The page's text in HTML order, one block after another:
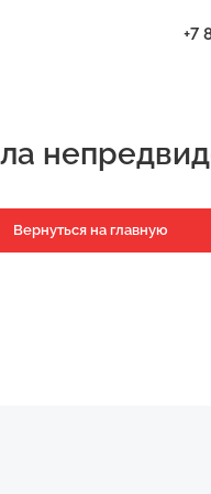
+7
Вернуться на главную